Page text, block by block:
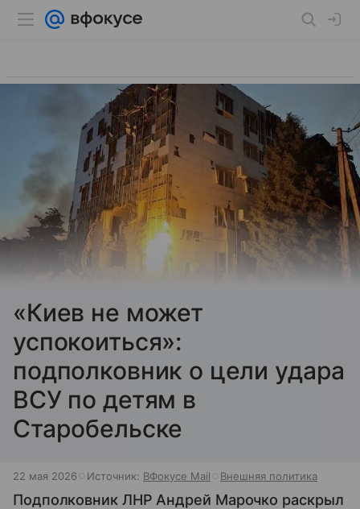
«Киев не может
успокоиться»:
подполковник о цели удара
ВСУ по детям в
Старобельске
22 мая 2026 Источник: ВФокусе Mail Внешняя политика
Подполковник ЛНР Андрей Марочко раскрыл